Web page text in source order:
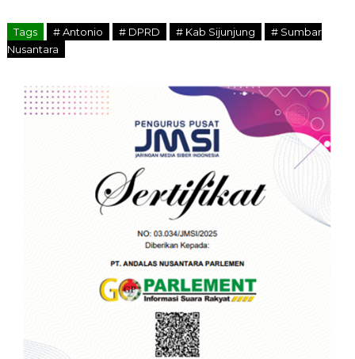
Tags # Antonio # DPRD # Kab Sijunjung
# Sumbar
Nusantara